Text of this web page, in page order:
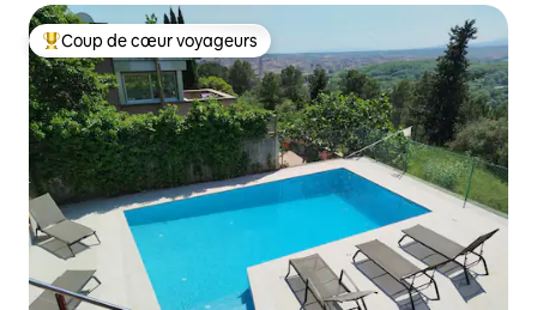
Coups de cœur voyageurs les plus appréciés
Coup de cœur voyageurs